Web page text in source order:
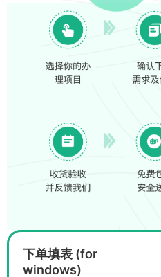
下单填表 (for
windows)